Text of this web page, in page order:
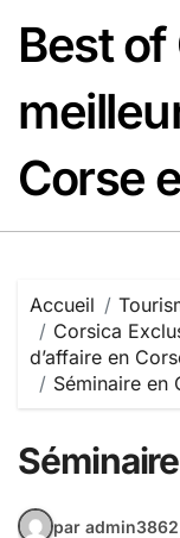
contenu
Best of
Corse
Accueil
Corsica
d’affaire en
Séminaire en
par admin3862